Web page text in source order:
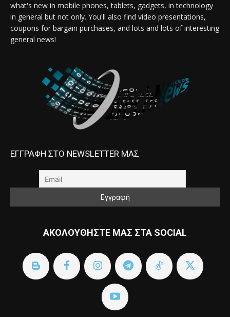
what's new in mobile phones, tablets, gadgets, in technology
in general but not only. You'll also find video presentations,
coupons for bargain purchases, and lots and lots of interesting
general news!
ΕΓΓΡΑΦΗ ΣΤΟ NEWSLETTER ΜΑΣ
ΑΚΟΛΟΥΘΗΣΤΕ ΜΑΣ ΣΤΑ SOCIAL